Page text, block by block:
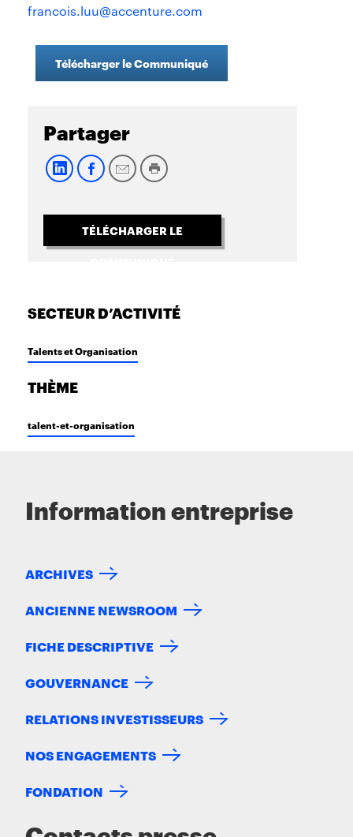
francois.luu@accenture.com
Télécharger le Communiqué
Partager
TÉLÉCHARGER LE
SECTEUR D’ACTIVITÉ
Talents et Organisation
THÈME
talent-et-organisation
Information entreprise
ARCHIVES
ANCIENNE NEWSROOM
FICHE DESCRIPTIVE
GOUVERNANCE
RELATIONS INVESTISSEURS
NOS ENGAGEMENTS
FONDATION